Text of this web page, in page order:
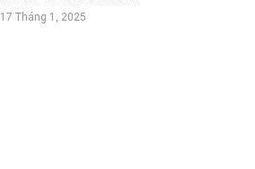
17 Tháng 1, 2025